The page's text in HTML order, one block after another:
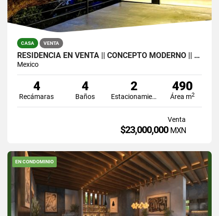
CASA VENTA
RESIDENCIA EN VENTA || CONCEPTO MODERNO || VALLE DE BRAVO
Mexico
4
Recámaras
4
Baños
2
Estacionamiento
490
Área m2
Venta
$23,000,000 MXN
EN CONDOMINIO